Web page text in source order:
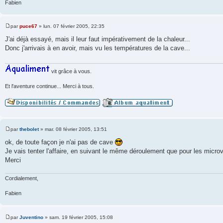
Fabien
M
e
s
s
e
parpuce67 » lun. 07 février 2005, 22:35
J'ai déjà essayé, mais il leur faut impérativement de la chaleur...
Donc j'arrivais à en avoir, mais vu les températures de la cave...
vit grâce à vous.
Et l'aventure continue... Merci à tous.
M
s
s
g
parthebolet» mar. 08 février 2005, 13:51
ok, de toute façon je n'ai pas de cave
Je vais tenter l'affaire, en suivant le même déroulement que pour les
Merci
Cordialement,
Fabien
M
parJuventino » sam. 19 février 2005, 15:08